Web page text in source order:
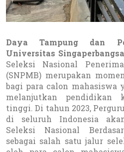
Daya Tampung dan
Universitas
Seleksi Nasional
(SNPMB) merupakan
bagi para calon mahasiswa
melanjutkan pendidikan
tinggi. Di tahun 2023,
di seluruh Indonesia
Seleksi Nasional
sebagai salah satu jalur